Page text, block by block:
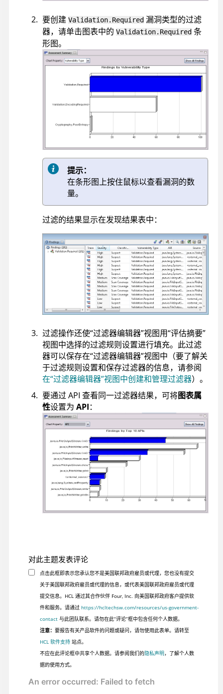
要创建 Validation.Required 漏洞类型的过滤
器，请单击图表中的 Validation.Required 条
形图。
提示：
在条形图上按住鼠标以查看漏洞的数
量。
过滤的结果显示在发现结果表中：
过滤操作还使“过滤器编辑器”视图用“评估摘要”
视图中选择的过滤规则设置进行填充。此过滤
器可以保存在“过滤器编辑器”视图中（要了解关
于过滤规则设置和保存过滤器的信息，请参阅
在“过滤器编辑器”视图中创建和管理过滤器）。
要通过 API 查看同一过滤器结果，可将图表属
性设置为 API：
对此主题发表评论
点击此框即表示您承认您不是美国联邦政府雇员或代理，您也没有提交
关于美国联邦政府雇员或代理的信息，或代表美国联邦政府雇员或代理
提交信息。HCL 通过其合作伙伴 Four, Inc. 向美国联邦政府客户提供软
件和服务。请通过 https://hcltechsw.com/resources/us-government-
contact与此团队联系。请勿在此“评论”框中包含任何个人数据。
注意： 要报告有关产品软件的问题或疑问，请勿使用此表单。请转至
HCL 软件支持站点。
不应在此评论框中共享个人数据。请参阅我们的隐私声明，了解个人数
据的使用方式。